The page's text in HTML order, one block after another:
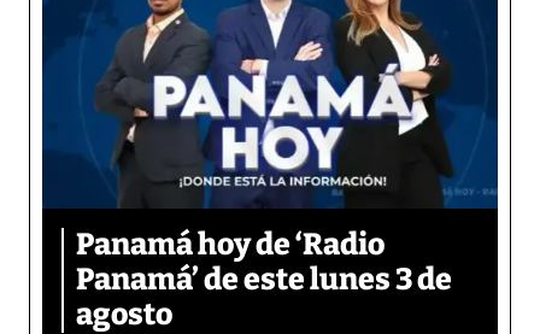
Panamá hoy de ‘Radio
Panamá’ de este lunes 3 de
agosto